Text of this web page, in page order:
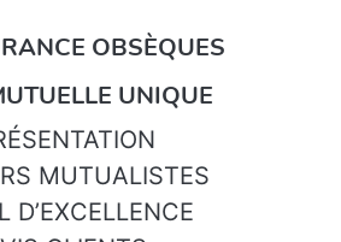
OBSÈQUES
UNIQUE
MUTUALISTES
D’EXCELLENCE